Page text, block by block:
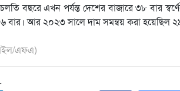
বছরে এখন পর্যন্ত দেশের বাজারে ৩৮ বার
বার। আর ২০২৩ সালে দাম সমন্বয় করা হয়েছিল
এফএ)